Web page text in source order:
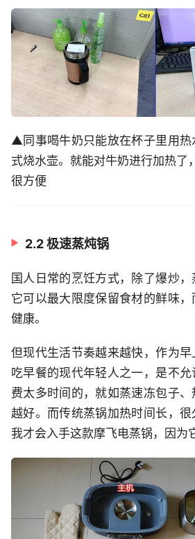
▲同事喝牛奶只能放在杯子里用热
式烧水壶。就能对牛奶进行加热了
很方便
2.2 极速蒸炖锅
国人日常的烹饪方式，除了爆炒
它可以最大限度保留食材的鲜味
健康。
但现代生活节奏越来越快，作为
吃早餐的现代年轻人之一，是不
费太多时间的，就如蒸速冻包子
越好。而传统蒸锅加热时间长，
我才会入手这款摩飞电蒸锅，因为